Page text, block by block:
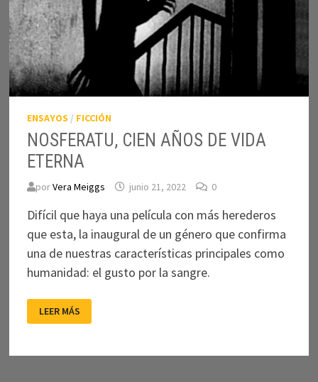
ENSAYOS / FICCIÓN
NOSFERATU, CIEN AÑOS DE VIDA
ETERNA
porVera Meiggs junio 21, 2022 0
Difícil que haya una película con más herederos
que esta, la inaugural de un género que confirma
una de nuestras características principales como
humanidad: el gusto por la sangre.
NOSFERATU,
CIEN
AÑOS
ETERNA
LEER MÁS